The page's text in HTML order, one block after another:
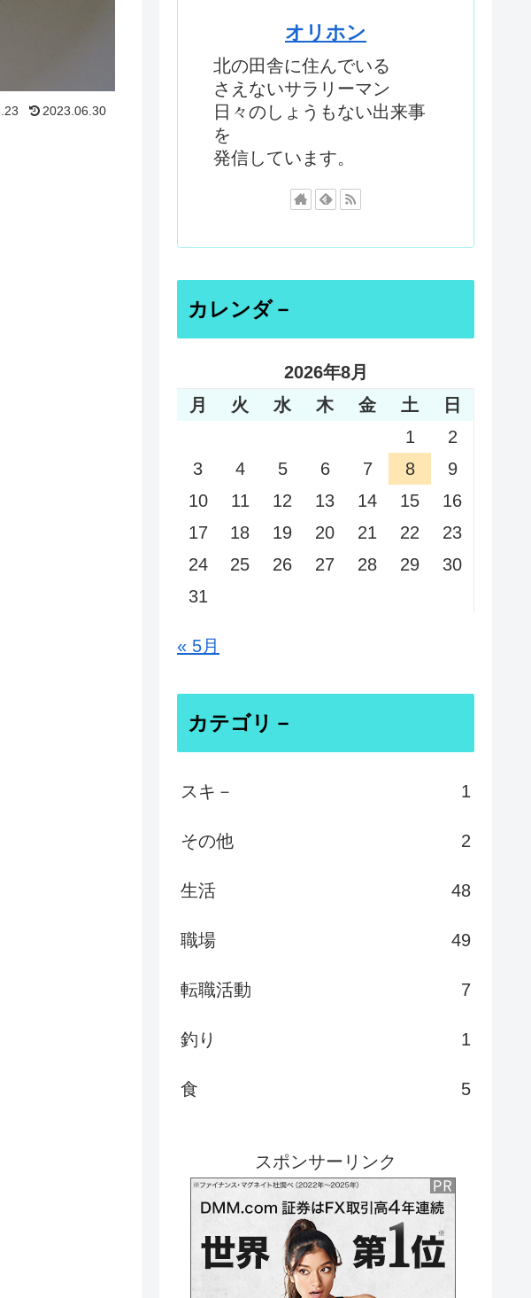
2023.06.30
オリホン
北の田舎に住んでいる
さえないサラリーマン
日々のしょうもない出来事
を
発信しています。
カレンダ－
2026年8月
月
火 水 木 金 土
日
1
2
3
4 5 6 7 8
9
10
11 12 13 14 15
16
17
18 19 20 21 22
23
24
25 26 27 28 29
30
31
« 5月
カテゴリ－
スキ－ 1
その他 2
生活 48
職場 49
転職活動 7
釣り 1
食 5
スポンサーリンク